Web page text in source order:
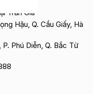
Trần Gia
Hậu, Q. Cầu Giấy, Hà
P. Phú Diễn, Q. Bắc Từ